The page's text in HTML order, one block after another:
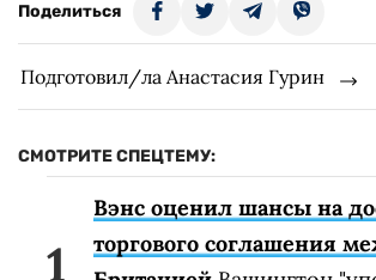
Поделиться
Подготовил/ла Анастасия Гурин
СМОТРИТЕ СПЕЦТЕМУ:
Вэнс оценил шансы на
торгового соглашения